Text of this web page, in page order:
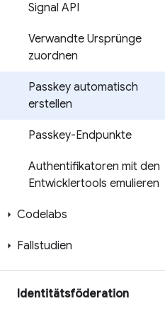
Signal API
Verwandte Ursprünge
zuordnen
Passkey automatisch
erstellen
Passkey-Endpunkte
Authentifikatoren mit den
Entwicklertools emulieren
Codelabs
Fallstudien
Identitätsföderation